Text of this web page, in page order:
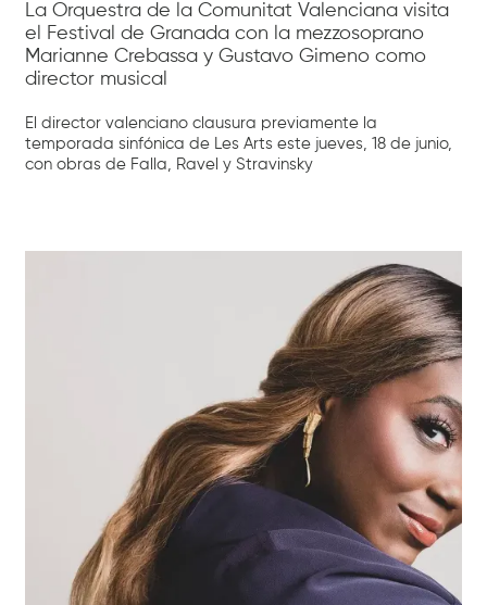
La Orquestra de la Comunitat Valenciana visita
el Festival de Granada con la mezzosoprano
Marianne Crebassa y Gustavo Gimeno como
director musical
El director valenciano clausura previamente la
temporada sinfónica de Les Arts este jueves, 18 de junio,
con obras de Falla, Ravel y Stravinsky